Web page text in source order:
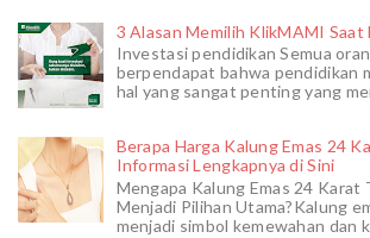
3 Alasan Memilih KlikMAMI
Investasi pendidikan Semua
berpendapat bahwa pendidikan
hal yang sangat penting yang
Berapa Harga Kalung Emas 24
Informasi Lengkapnya di Sini
Mengapa Kalung Emas 24 Karat
Menjadi Pilihan Utama?Kalung
menjadi simbol kemewahan dan